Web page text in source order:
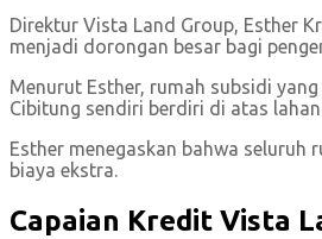
Direktur Vista Land Group, Esther
menjadi dorongan besar bagi
Menurut Esther, rumah subsidi
Cibitung sendiri berdiri di atas
Esther menegaskan bahwa seluruh
biaya ekstra.
Capaian Kredit Vista